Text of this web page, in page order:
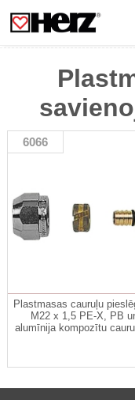
6066
Plastmasas cauruļu
M22 x 1,5 PE-X, PB
alumīnija kompozītu